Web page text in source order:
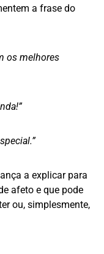
a frase do
os melhores
a explicar para
afeto e que pode
ou, simplesmente,